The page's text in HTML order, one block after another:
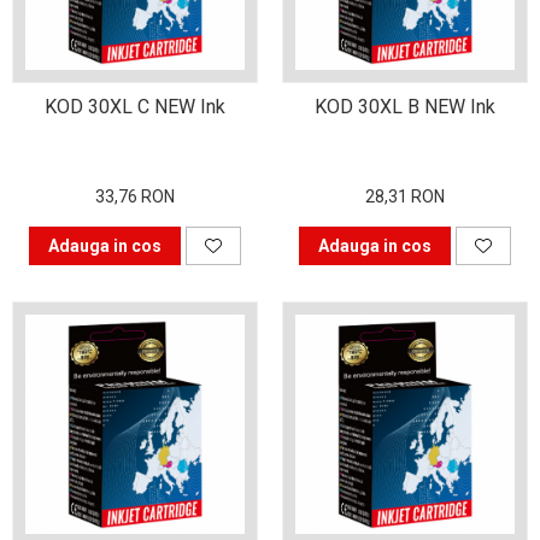
industria imprimării
Tot ce trebuie să cunoști
despre controversa privind
imprimarea armelor de foc
Karst Stone Paper – hârtie
Diferența dintre
imprimantele inkjet și laser.
Ce să alegi?
TOP 5 cele mai rentabile
Cum să-ți îmbunătățești
memoria? 7 Tehnici
mnemonice eficiente
bazate pe descoperiri
științifice
Viitorul cărților – e-bookuri
și cărți fizice – ce ne
promit tehnologiile
moderne?
5 metode pentru a-ți
începe diminețile într-un
mod productiv
KOD 30XL C NEW Ink
33,76 RON
Adauga in cos
KOD 30XL B NEW Ink
28,31 RON
Adauga in cos